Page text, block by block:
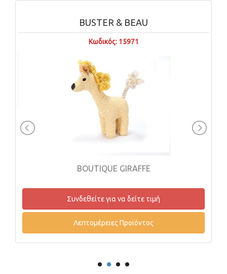
BUSTER & BEAU
Κωδικός: 15971
BOUTIQUE GIRAFFE
Συνδεθείτε για να δείτε τιμή
Λεπτομέρειες Προϊόντος